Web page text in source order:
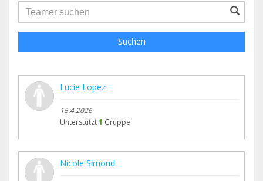
groupProfile.searchForm.search.text???
Suchen
Lucie Lopez
15.4.2026
Unterstützt1 Gruppe
Nicole Simond